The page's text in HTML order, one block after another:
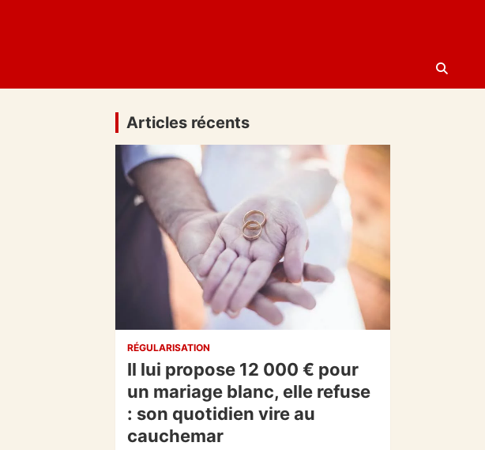
Articles récents
RÉGULARISATION
Il lui propose 12 000 € pour
un mariage blanc, elle refuse
: son quotidien vire au
cauchemar